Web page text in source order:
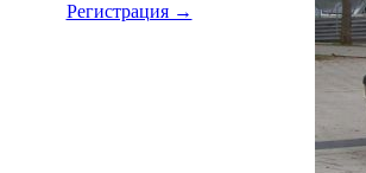
Регистрация →